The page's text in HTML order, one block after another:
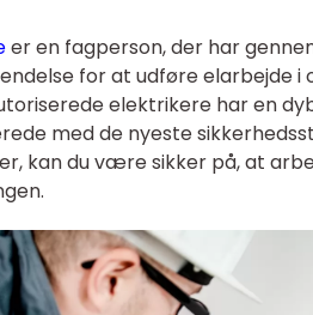
er en fagperson, der har
for at udføre elarbejde
elektrikere har en
med de nyeste
kan du være sikker på, at